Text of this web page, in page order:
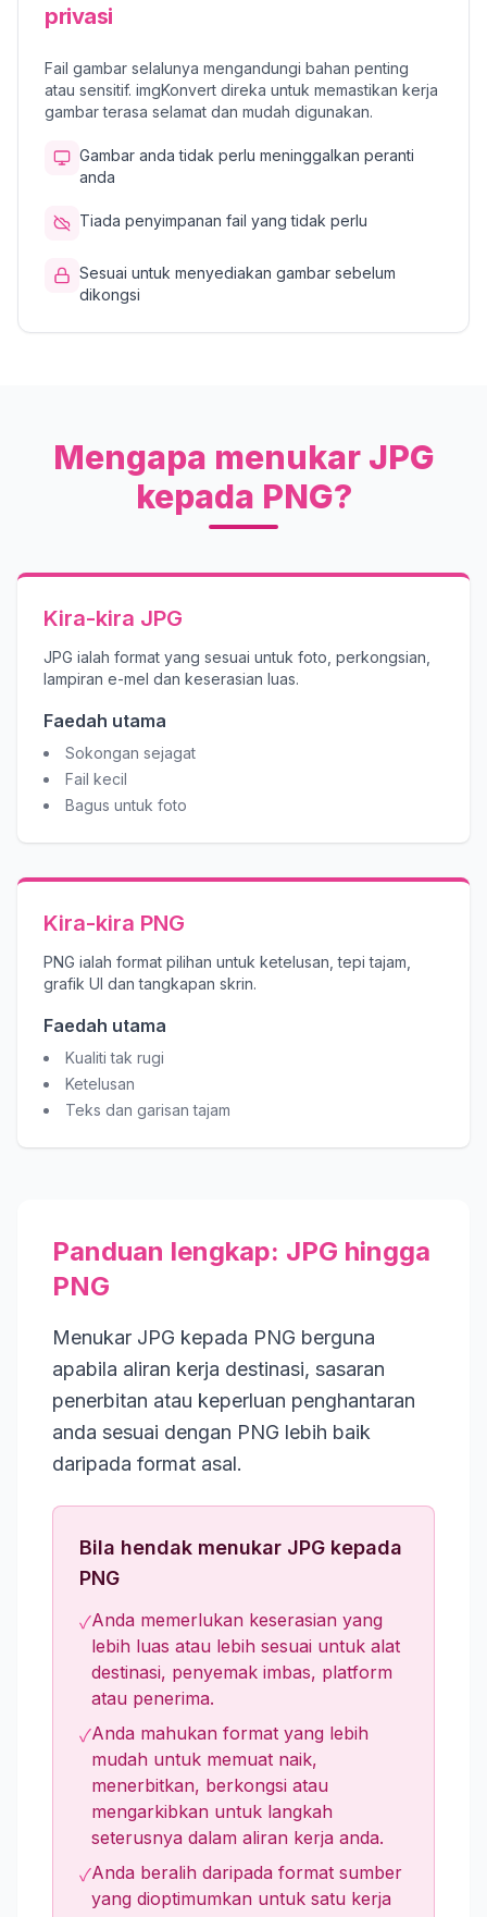
privasi
Fail gambar selalunya mengandungi bahan penting
atau sensitif. imgKonvert direka untuk memastikan kerja
gambar terasa selamat dan mudah digunakan.
Gambar anda tidak perlu meninggalkan peranti
anda
Tiada penyimpanan fail yang tidak perlu
Sesuai untuk menyediakan gambar sebelum
dikongsi
Mengapa menukar JPG
kepada PNG?
Kira-kira JPG
JPG ialah format yang sesuai untuk foto, perkongsian,
lampiran e-mel dan keserasian luas.
Faedah utama
Sokongan sejagat
Fail kecil
Bagus untuk foto
Kira-kira PNG
PNG ialah format pilihan untuk ketelusan, tepi tajam,
grafik UI dan tangkapan skrin.
Faedah utama
Kualiti tak rugi
Ketelusan
Teks dan garisan tajam
Panduan lengkap: JPG hingga
PNG
Menukar JPG kepada PNG berguna
apabila aliran kerja destinasi, sasaran
penerbitan atau keperluan penghantaran
anda sesuai dengan PNG lebih baik
daripada format asal.
Bila hendak menukar JPG kepada
PNG
✓Anda memerlukan keserasian yang
lebih luas atau lebih sesuai untuk alat
destinasi, penyemak imbas, platform
atau penerima.
✓Anda mahukan format yang lebih
mudah untuk memuat naik,
menerbitkan, berkongsi atau
mengarkibkan untuk langkah
seterusnya dalam aliran kerja anda.
✓Anda beralih daripada format sumber
yang dioptimumkan untuk satu kerja